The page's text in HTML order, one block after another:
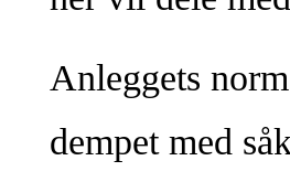
Anleggets
dempet med